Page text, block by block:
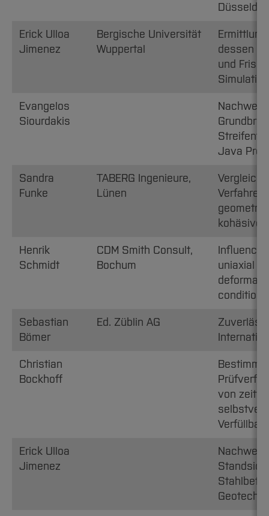
Erick Ulloa
Jimenez
Bergische Universität
Wuppertal
dessen
und
Evangelos
Siourdakis
Java
Sandra
Funke
TABERG Ingenieure,
Lünen
Vergleich
Henrik
Schmidt
CDM Smith Consult,
Bochum
Influence
uniaxial
conditions
Sebastian
Bömer
Ed. Züblin AG
Christian
Bockhoff
von
Erick Ulloa
Jimenez
Nachweis